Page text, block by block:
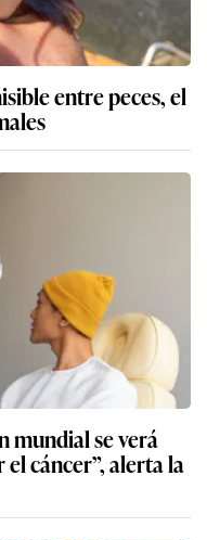
entre peces, el
mundial se verá
cáncer”, alerta la